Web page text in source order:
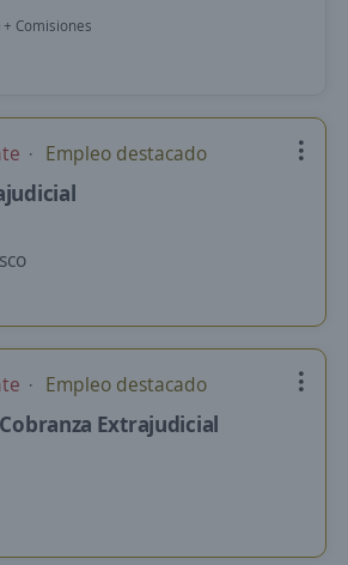
Comisiones
Empleo destacado
Empleo destacado
Extrajudicial